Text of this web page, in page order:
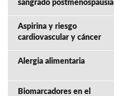
sangrado postmenospausia
Aspirina y riesgo
cardiovascular y cáncer
Alergia alimentaria
Biomarcadores en el